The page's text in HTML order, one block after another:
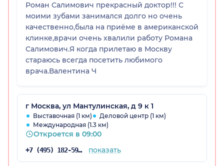
Роман Салимович прекрасный доктор!!! С
моими зубами занимался долго но очень
качественно,была на приёме в американской
клинке,врачи очень хвалили работу Романа
Салимович.Я когда прилетаю в Москву
стараюсь всегда посетить любимого
врача.Валентина Ч
г Москва, ул Мантулинская, д 9 к 1
Выставочная (1 км)
Деловой центр (1 км)
Международная (1.3 км)
Откроется в 09:00
+7 (495) 182-59-88 показать